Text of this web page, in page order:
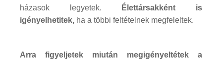
házasok legyetek.
Élettársakként is
igényelhetitek, ha a többi feltételnek megfeleltek.
Arra figyeljetek miután megigényeltétek a